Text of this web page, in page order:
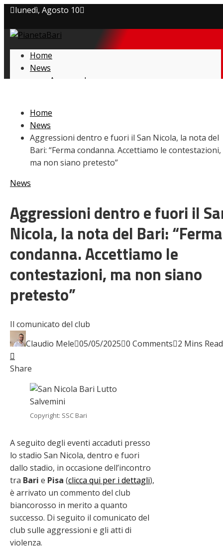
lunedì, Agosto 10
Privacy policy
Cookie Policy
Home
News
Amarcord
Giovanili
Le pagelle
Interviste
Focus
Calciomercato
Serie B
Home
News
Aggressioni dentro e fuori il San Nicola, la nota del
Bari: “Ferma condanna. Accettiamo le contestazioni,
ma non siano pretesto”
News
Aggressioni dentro e fuori il
Nicola, la nota del Bari: “Ferma
condanna. Accettiamo le
contestazioni, ma non siano
pretesto”
Il comunicato del club
Claudio Mele 05/05/2025 0 Comments 2 Mins Read
Facebook
Twitter
LinkedIn
Pinterest
Share
Copyright: SSC Bari
A seguito degli eventi accaduti presso
lo stadio San Nicola, dentro e fuori
dallo stadio, in occasione dell’incontro
tra Bari e Pisa (clicca qui per i dettagli),
è arrivato un commento del club
biancorosso in merito a quanto
successo. Di seguito il comunicato del
club sulle aggressioni e gli atti di
violenza.